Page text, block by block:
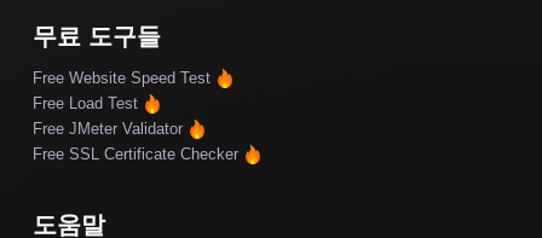
무료 도구들
Free Website Speed Test
Free Load Test
Free JMeter Validator
Free SSL Certificate Checker
도움말